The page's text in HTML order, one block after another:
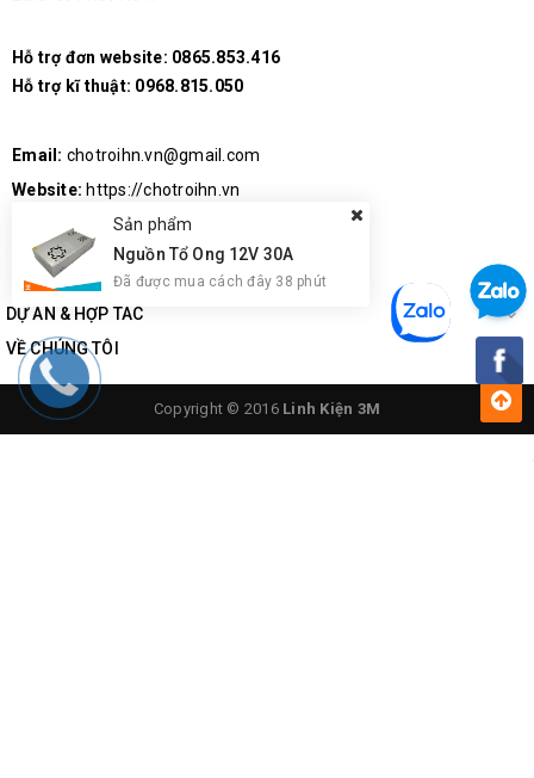
Thông Số Kĩ Thuật:
Kích thước: 82x71mm
Công suất 2 kênh L-R: 18W + 18W
Hỗ trợ đơn website: 0865.853.416
Hỗ trợ kĩ thuật: 0968.815.050
Email: chotroihn.vn@gmail.com
Website: https://chotroihn.vn
DỰ ÁN & HỢP TÁC
VỀ CHÚNG TÔI
Copyright © 2016 Linh Kiện 3M
Sản phẩm
Nguồn Tổ Ong 12V 30A
Đã được mua cách đây 38 phút